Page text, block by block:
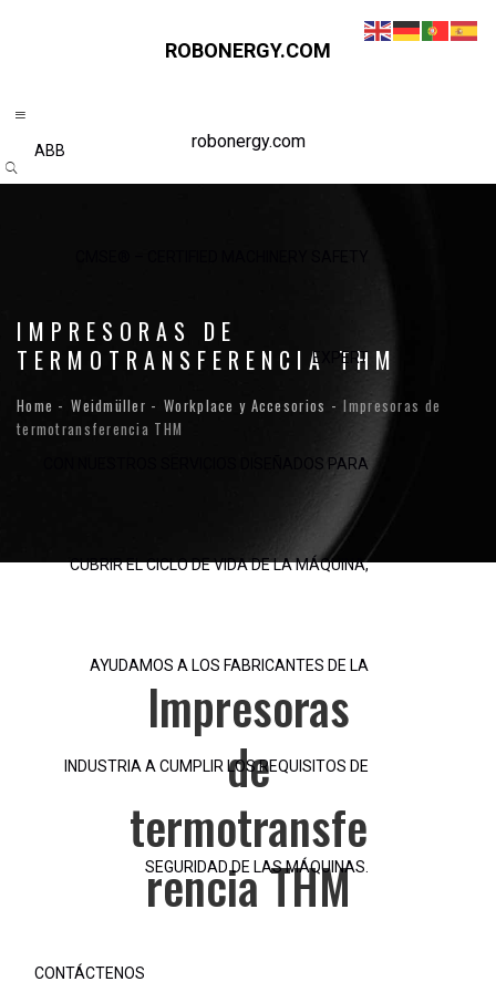
ROBONERGY.COM
ABB
EXPERT
CON NUESTROS SERVICIOS DISEÑADOS PARA
CUBRIR EL CICLO DE VIDA DE LA MÁQUINA,
AYUDAMOS A LOS FABRICANTES DE LA
INDUSTRIA A CUMPLIR LOS REQUISITOS DE
SEGURIDAD DE LAS MÁQUINAS.
CONTÁCTENOS
robonergy.com
IMPRESORAS DE
TERMOTRANSFERENCIA THM
Home Weidmüller Workplace y Accesorios
Impresoras de
termotransferencia THM
Impresoras
de
termotransfe
rencia THM